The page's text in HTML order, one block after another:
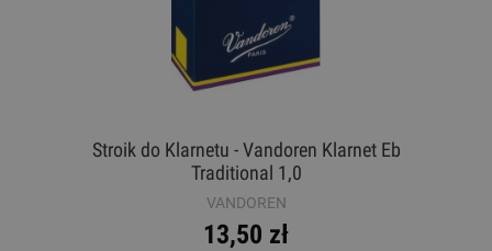
Stroik do Klarnetu - Vandoren Klarnet Eb
Traditional 1,0
VANDOREN
13,50 zł